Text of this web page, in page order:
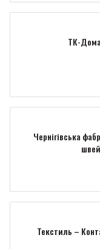
ТК-
Чернігівська
Текстиль –